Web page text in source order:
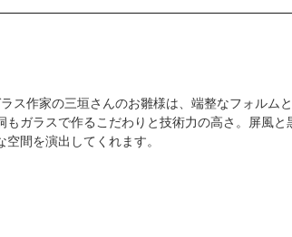
ス作家の三垣さんのお雛様は、端整なフォル
もガラスで作るこだわりと技術力の高さ。屏風
間を演出してくれます。